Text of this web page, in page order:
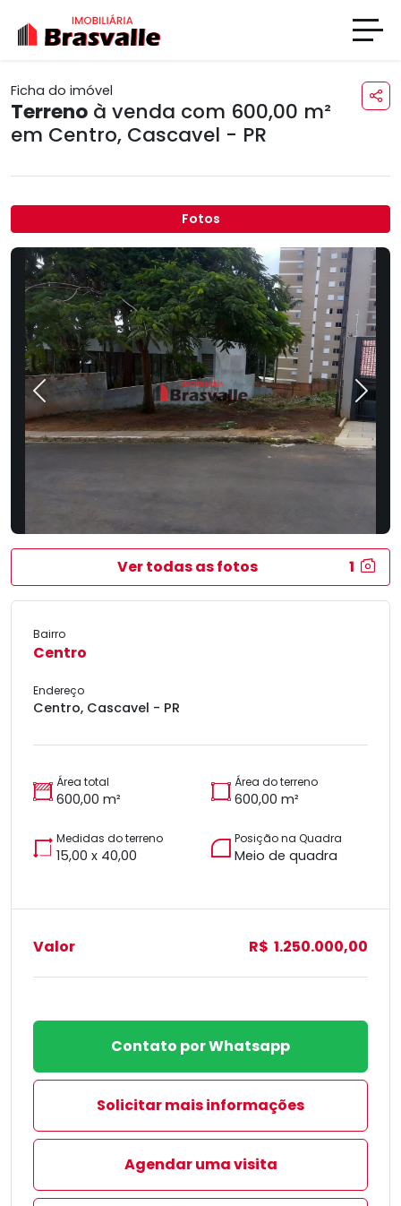
Ficha do imóvel
Terreno à venda com 600,00 m²
em Centro, Cascavel - PR
Fotos
Previous Next
Ver todas as fotos 1
Bairro
Centro
Endereço
Centro, Cascavel - PR
Área total
600,00 m²
Área do terreno
600,00 m²
Medidas do terreno
15,00 x 40,00
Posição na Quadra
Meio de quadra
Valor R$ 1.250.000,00
Contato por Whatsapp
Solicitar mais informações
Agendar uma visita